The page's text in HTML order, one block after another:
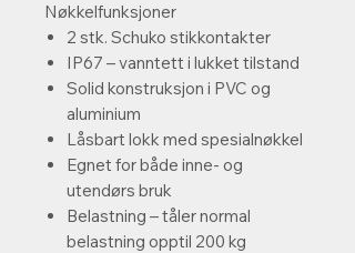
Nøkkelfunksjoner
2 stk. Schuko stikkontakter
IP67 – vanntett i lukket tilstand
Solid konstruksjon i PVC og
aluminium
Låsbart lokk med spesialnøkkel
Egnet for både inne- og
utendørs bruk
Belastning – tåler normal
belastning opptil 200 kg